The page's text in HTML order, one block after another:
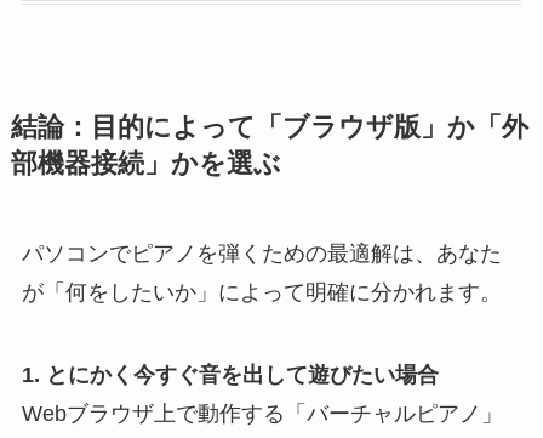
結論：目的によって「ブラウザ版」か「外
部機器接続」かを選ぶ
パソコンでピアノを弾くための最適解は、あなた
が「何をしたいか」によって明確に分かれます。
1. とにかく今すぐ音を出して遊びたい場合
Webブラウザ上で動作する「バーチャルピアノ」